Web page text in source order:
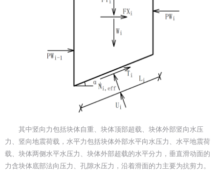
其中竖向力包括块体自重、块体顶部超载、块体外部竖向水压
力、竖向地震荷载，水平力包括块体外部水平向水压力、水平地震荷
载、块体两侧水平水压力、块体外部超载的水平分力，垂直滑动面的
力含块体底部法向压力、孔隙水压力，沿着滑面的力主要为抗剪力。